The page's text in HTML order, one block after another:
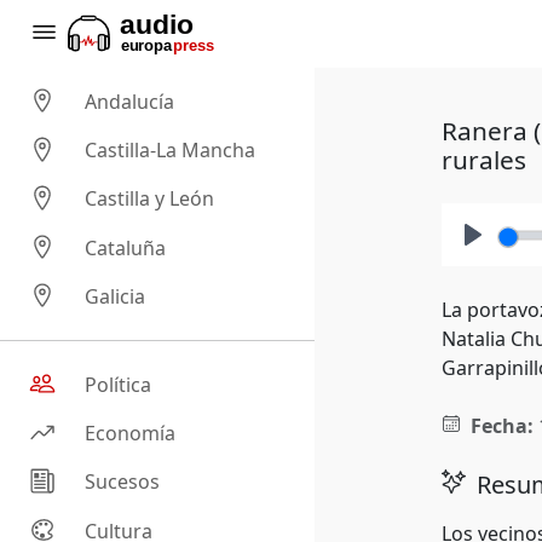
Andalucía
Castilla-La Mancha
Castilla y León
Cataluña
Galicia
Política
Economía
Sucesos
Cultura
Ranera
rurales
La
Natalia
Fecha:
Los